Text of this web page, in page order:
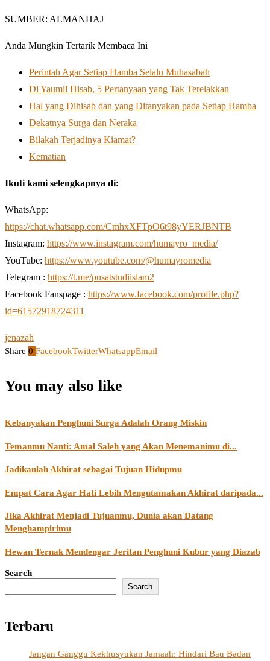
SUMBER: ALMANHAJ
Anda Mungkin Tertarik Membaca Ini
Perintah Agar Setiap Hamba Selalu Muhasabah
Di Yaumil Hisab, 5 Pertanyaan yang Tak Terelakkan
Hal yang Dihisab dan yang Ditanyakan pada Setiap Hamba
Dekatnya Surga dan Neraka
Bilakah Terjadinya Kiamat?
Kematian
Ikuti kami selengkapnya di:
WhatsApp:
https://chat.whatsapp.com/CmhxXFTpO6t98yYERJBNTB
Instagram: https://www.instagram.com/humayro_media/
YouTube: https://www.youtube.com/@humayromedia
Telegram : https://t.me/pusatstudiislam2
Facebook Fanspage : https://www.facebook.com/profile.php?
id=61572918724311
jenazah
Share 0 FacebookTwitterWhatsappEmail
You may also like
Kebanyakan Penghuni Surga Adalah Orang Miskin
Temanmu Nanti: Amal Saleh yang Akan Menemanimu di...
Jadikanlah Akhirat sebagai Tujuan Hidupmu
Empat Cara Agar Hati Lebih Mengutamakan Akhirat daripada...
Jika Akhirat Menjadi Tujuanmu, Dunia akan Datang
Menghampirimu
Hewan Ternak Mendengar Jeritan Penghuni Kubur yang Diazab
Search
Search
Terbaru
Jangan Ganggu Kekhusyukan Jamaah: Hindari Bau Badan